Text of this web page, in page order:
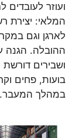
ועוזר
המלאי: יצירת
לארגן וגם
ההובלה. הגנה
ושבירים
בועות, פחים
במהלך המעבר.